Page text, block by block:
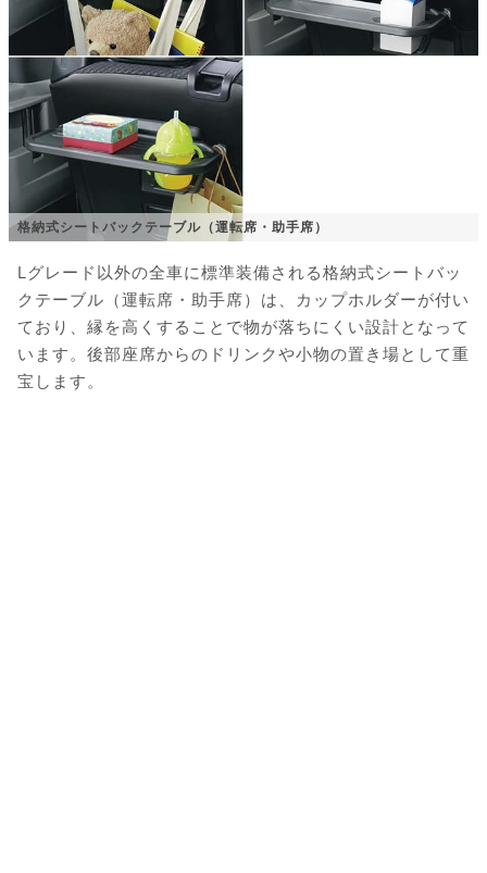
格納式シートバックテーブル（運転席・助手席）
Lグレード以外の全車に標準装備される格納式シートバッ
クテーブル（運転席・助手席）は、カップホルダーが付い
ており、縁を高くすることで物が落ちにくい設計となって
います。後部座席からのドリンクや小物の置き場として重
宝します。